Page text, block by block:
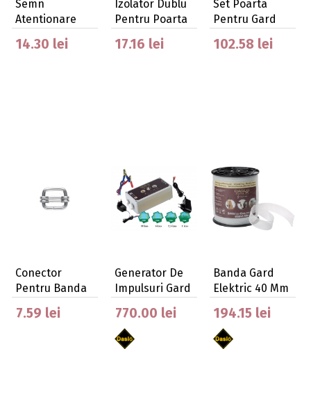
Semn
Atentionare
Gard Electric
14.30 lei
Izolator Dublu
Pentru Poarta
Gard Elect…
17.16 lei
Set Poarta
Pentru Gard
102.58 lei
Conector
Pentru Banda
Gard Electric
20 …
7.59 lei
Generator De
Impulsuri Gard
Electric Da…
770.00 lei
Banda Gard
Elektric 40 Mm
194.15 lei